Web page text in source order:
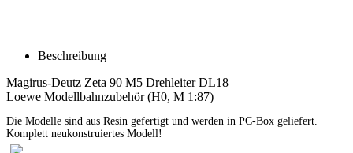
Beschreibung
Magirus-Deutz Zeta 90 M5 Drehleiter DL18
Loewe Modellbahnzubehör (H0, M 1:87)
Die Modelle sind aus Resin gefertigt und werden in PC-Box geliefert.
Komplett neukonstruiertes Modell!